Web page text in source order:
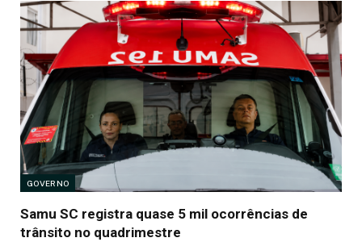
GOVERNO
Samu SC registra quase 5 mil ocorrências de
trânsito no quadrimestre